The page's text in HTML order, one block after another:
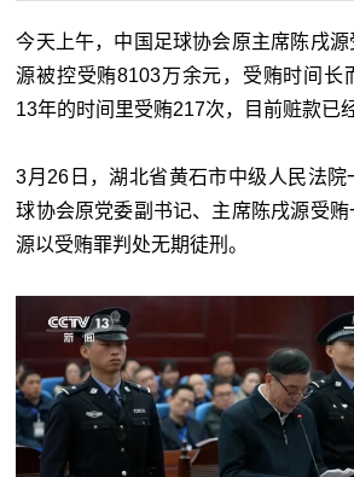
今天上午，中国足球协会原主席陈戌
源被控受贿8103万余元，受贿时间长
13年的时间里受贿217次，目前赃款已
3月26日，湖北省黄石市中级人民法院
球协会原党委副书记、主席陈戌源受
源以受贿罪判处无期徒刑。